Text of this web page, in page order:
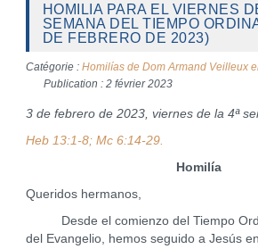
HOMILIA PARA EL VIERNES
SEMANA DEL TIEMPO
DE FEBRERO DE 2023)
Catégorie : Homilías de Dom Armand Veilleux
Publication : 2 février 2023
3 de febrero de 2023, viernes de la 4ª
Heb 13:1-8; Mc 6:14-29.
Homilía
Queridos hermanos,
Desde el comienzo del Tiempo
del Evangelio, hemos seguido a Jesús